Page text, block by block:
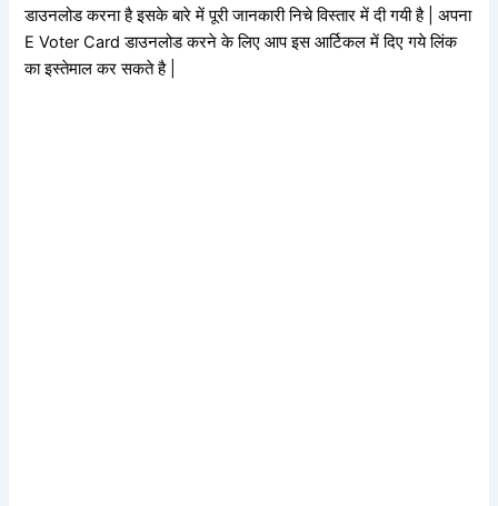
डाउनलोड करना है इसके बारे में पूरी जानकारी निचे विस्तार में दी गयी है | अपना
E Voter Card डाउनलोड करने के लिए आप इस आर्टिकल में दिए गये लिंक
का इस्तेमाल कर सकते है |